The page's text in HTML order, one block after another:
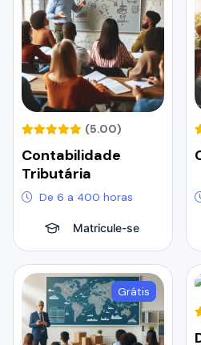
(5.00)
Contabilidade
Tributária
De 6 a 400 horas
Matricule-se
Grátis